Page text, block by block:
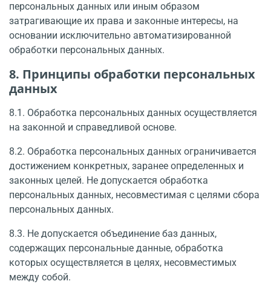
персональных данных или иным образом
затрагивающие их права и законные интересы, на
основании исключительно автоматизированной
обработки персо­нальных данных.
8. Принципы обработки персональных
данных
8.1. Обработка персональных данных осуществляется
на законной и справедливой основе.
8.2. Обработка персональных данных ограничивается
достижением конкретных, заранее определенных и
законных целей. Не допускается обработка
персональных данных, несовместимая с целями сбора
персональных данных.
8.3. Не допускается объединение баз данных,
содержащих персональные данные, обработка
которых осуществляется в целях, несовместимых
между собой.